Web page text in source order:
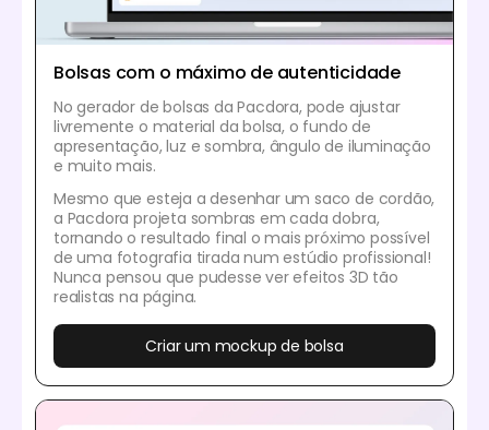
Bolsas com o máximo de autenticidade
No gerador de bolsas da Pacdora, pode ajustar
livremente o material da bolsa, o fundo de
apresentação, luz e sombra, ângulo de iluminação
e muito mais.
Mesmo que esteja a desenhar um saco de cordão,
a Pacdora projeta sombras em cada dobra,
tornando o resultado final o mais próximo possível
de uma fotografia tirada num estúdio profissional!
Nunca pensou que pudesse ver efeitos 3D tão
realistas na página.
Criar um mockup de bolsa